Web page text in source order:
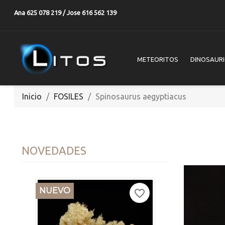
Ana 625 078 219 / Jose 616 562 139
METEORITOS
Inicio FOSILES Spinosaurus aegyptiacus
NOVEDADES
NUEVO favorite_border